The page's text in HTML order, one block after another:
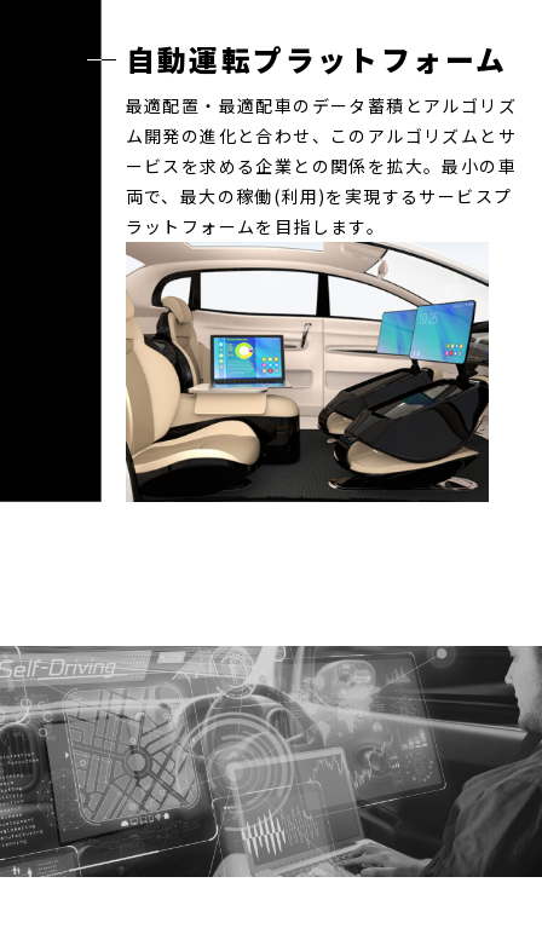
自動運転プラットフォーム
最適配置・最適配車のデータ蓄積とアルゴリズ
ム開発の進化と合わせ、このアルゴリズムとサ
ービスを求める企業との関係を拡大。最小の車
両で、最大の稼働(利用)を実現するサービスプ
ラットフォームを目指します。